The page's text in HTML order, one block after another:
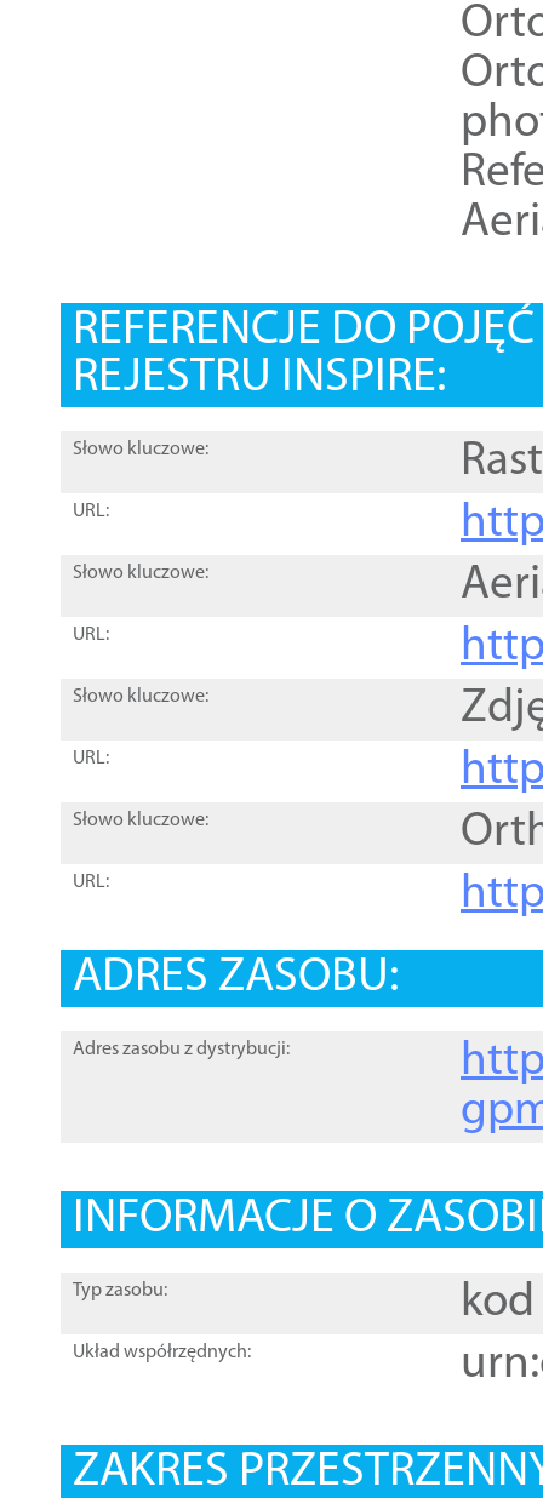
REFERENCJE DO
REJESTRU INSPIRE:
Słowo kluczowe:
URL:
Słowo kluczowe:
URL:
Słowo kluczowe:
URL:
Słowo kluczowe:
URL:
ADRES ZASOBU:
Adres zasobu z dystrybucji:
INFORMACJE O
Typ zasobu: kod
Układ współrzędnych:
ZAKRES